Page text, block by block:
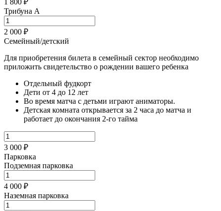
1 800 ₽
Трибуна А
2 000 ₽
Семейный/детский
Для приобретения билета в семейный сектор необходимо
приложить свидетельство о рождении вашего ребенка
Отдельный фудкорт
Дети от 4 до 12 лет
Во время матча с детьми играют аниматоры.
Детская комната открывается за 2 часа до матча и
работает до окончания 2-го тайма
3 000 ₽
Парковка
Подземная парковка
4 000 ₽
Наземная парковка